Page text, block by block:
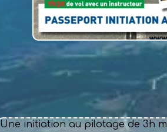
Une initiation au pilotage de 3h